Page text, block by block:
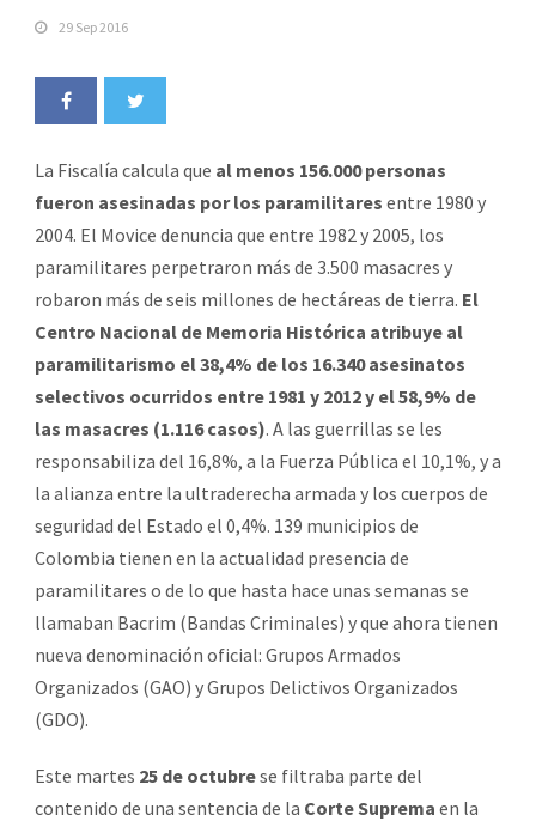
29 Sep 2016
La Fiscalía calcula que al menos 156.000 personas
fueron asesinadas por los paramilitares entre 1980 y
2004. El Movice denuncia que entre 1982 y 2005, los
paramilitares perpetraron más de 3.500 masacres y
robaron más de seis millones de hectáreas de tierra. El
Centro Nacional de Memoria Histórica atribuye al
paramilitarismo el 38,4% de los 16.340 asesinatos
selectivos ocurridos entre 1981 y 2012 y el 58,9% de
las masacres (1.116 casos). A las guerrillas se les
responsabiliza del 16,8%, a la Fuerza Pública el 10,1%, y a
la alianza entre la ultraderecha armada y los cuerpos de
seguridad del Estado el 0,4%. 139 municipios de
Colombia tienen en la actualidad presencia de
paramilitares o de lo que hasta hace unas semanas se
llamaban Bacrim (Bandas Criminales) y que ahora tienen
nueva denominación oficial: Grupos Armados
Organizados (GAO) y Grupos Delictivos Organizados
(GDO).
Este martes 25 de octubrese filtraba parte del
contenido de una sentencia de la Corte Suprema en la